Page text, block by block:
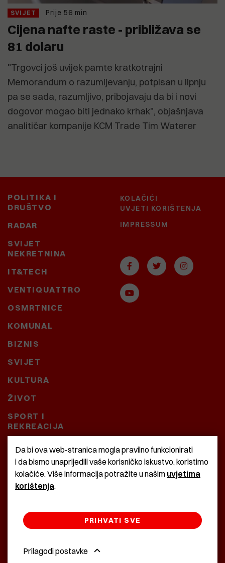
SVIJET Prije 56 min
Cijena nafte raste - približava se
81 dolaru
"Trgovci još uvijek pamte kratkotrajni
Memorandum o razumijevanju, potpisan u lipnju
pa se sada, razumljivo, pribojavaju da bi i novi
dogovor mogao biti jednako krhak", objašnjava
analitičar kompanije KCM Trade Tim Waterer
POLITIKA I
DRUŠTVO
RADAR
SVIJET
NEKRETNINA
IT&TECH
VENTIQUATTRO
OSMRTNICE
KOMUNAL
BIZNIS
SVIJET
KULTURA
ŽIVOT
SPORT I
REKREACIJA
CRNA KRONIKA
BAŠTARDINI I PRAVI
KRASNA ZEMLJA
KOLAČIĆI
UVJETI KORIŠTENJA
IMPRESSUM
Da bi ova web-stranica mogla pravilno funkcionirati
i da bismo unaprijedili vaše korisničko iskustvo, koristimo
kolačiće. Više informacija potražite u našim uvjetima
korištenja.
Prilagodi postavke
PRIHVATI SVE